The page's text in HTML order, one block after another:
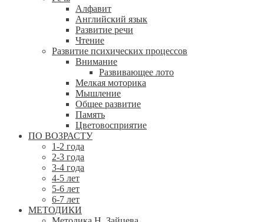
Алфавит
Английский язык
Развитие речи
Чтение
Развитие психических процессов
Внимание
Развивающее лото
Мелкая моторика
Мышление
Общее развитие
Память
Цветовосприятие
ПО ВОЗРАСТУ
1-2 года
2-3 года
3-4 года
4-5 лет
5-6 лет
6-7 лет
МЕТОДИКИ